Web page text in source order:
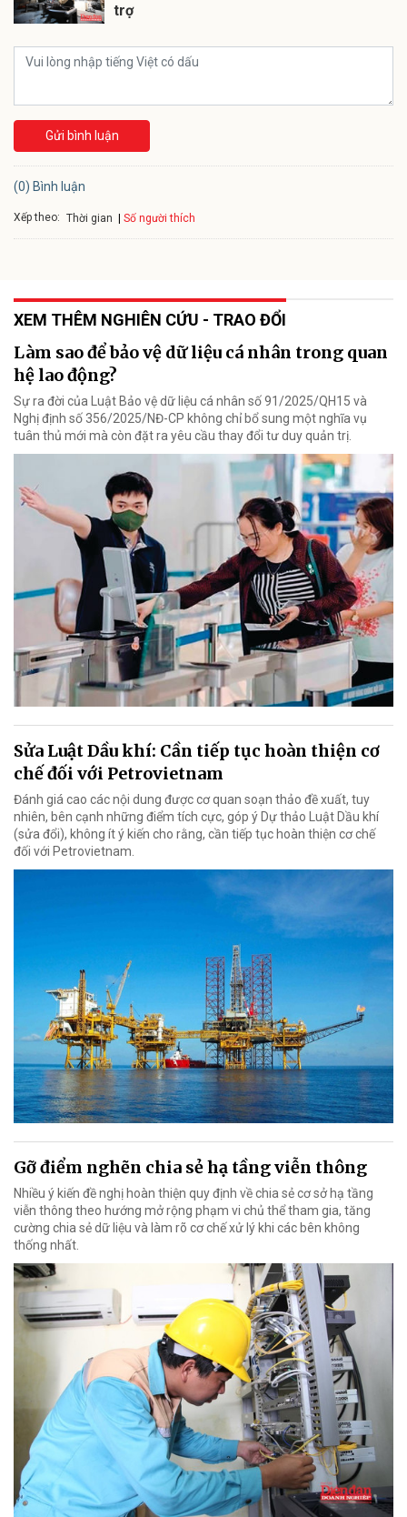
trợ
Gửi bình luận
(0) Bình luận
Xếp theo: Thời gian Số người thích
XEM THÊM NGHIÊN CỨU - TRAO ĐỔI
Làm sao để bảo vệ dữ liệu cá nhân trong quan
hệ lao động?
Sự ra đời của Luật Bảo vệ dữ liệu cá nhân số 91/2025/QH15 và
Nghị định số 356/2025/NĐ-CP không chỉ bổ sung một nghĩa vụ
tuân thủ mới mà còn đặt ra yêu cầu thay đổi tư duy quản trị.
Sửa Luật Dầu khí: Cần tiếp tục hoàn thiện cơ
chế đối với Petrovietnam
Đánh giá cao các nội dung được cơ quan soạn thảo đề xuất, tuy
nhiên, bên cạnh những điểm tích cực, góp ý Dự thảo Luật Dầu khí
(sửa đổi), không ít ý kiến cho rằng, cần tiếp tục hoàn thiện cơ chế
đối với Petrovietnam.
Gỡ điểm nghẽn chia sẻ hạ tầng viễn thông
Nhiều ý kiến đề nghị hoàn thiện quy định về chia sẻ cơ sở hạ tầng
viễn thông theo hướng mở rộng phạm vi chủ thể tham gia, tăng
cường chia sẻ dữ liệu và làm rõ cơ chế xử lý khi các bên không
thống nhất.